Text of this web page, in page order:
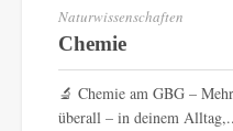
Naturwissenschaften
Chemie
🔬 Chemie am GBG –
überall – in deinem